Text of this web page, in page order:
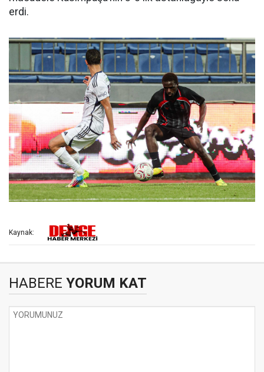
erdi.
Kaynak:
HABERE YORUM KAT